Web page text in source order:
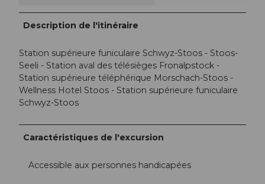
Description de l'itinéraire
Station supérieure funiculaire Schwyz-Stoos - Stoos-
Seeli - Station aval des télésièges Fronalpstock -
Station supérieure téléphérique Morschach-Stoos -
Wellness Hotel Stoos - Station supérieure funiculaire
Schwyz-Stoos
Caractéristiques de l'excursion
Accessible aux personnes handicapées